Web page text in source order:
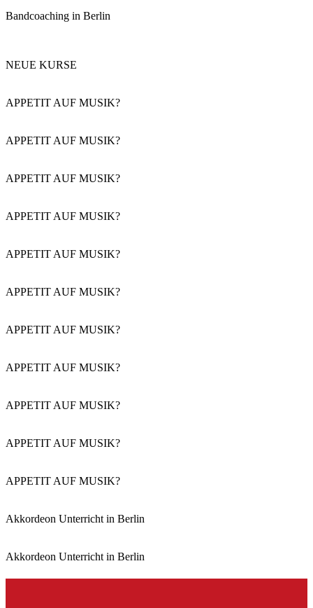
Bandcoaching in Berlin
NEUE KURSE
APPETIT AUF MUSIK?
APPETIT AUF MUSIK?
APPETIT AUF MUSIK?
APPETIT AUF MUSIK?
APPETIT AUF MUSIK?
APPETIT AUF MUSIK?
APPETIT AUF MUSIK?
APPETIT AUF MUSIK?
APPETIT AUF MUSIK?
APPETIT AUF MUSIK?
APPETIT AUF MUSIK?
Akkordeon Unterricht in Berlin
Akkordeon Unterricht in Berlin